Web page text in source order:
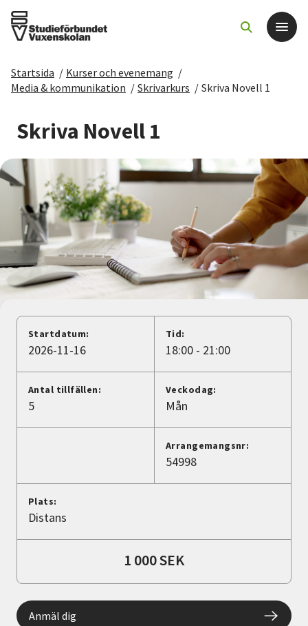
Det här gör vi
För dig som
Sök kurser och evenemang
Om SV
Starta studiecirkel
Cirkelledare
Nyheter
Avdelningar
Lyssna
Startsida / Kurser och evenemang /
Media & kommunikation / Skrivarkurs / Skriva Novell 1
Skriva Novell 1
Startdatum:
2026-11-16
Tid:
18:00 - 21:00
Antal tillfällen:
5
Veckodag:
Mån
Arrangemangsnr:
54998
Plats:
Distans
1 000 SEK
Anmäl dig